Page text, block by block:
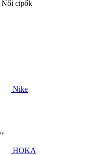
Női cipők
Nike
HOKA